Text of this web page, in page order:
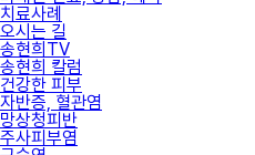
치료사례
오시는 길
송현희TV
송현희 칼럼
건강한 피부
자반증, 혈관염
망상청피반
주사피부염